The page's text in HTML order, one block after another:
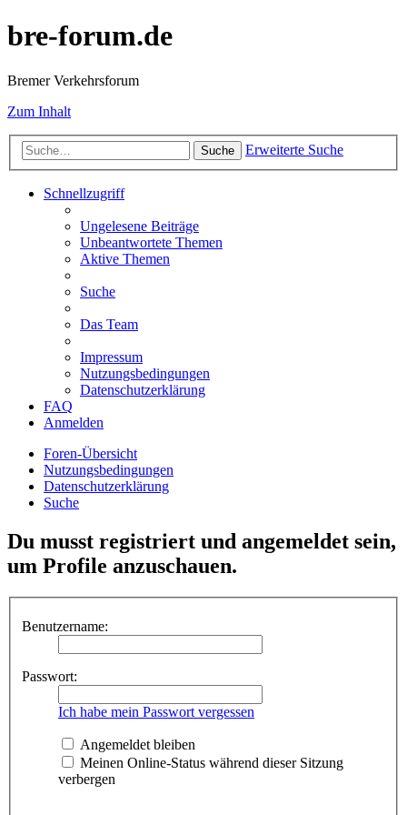
bre-forum.de
Bremer Verkehrsforum
Zum Inhalt
Suche Erweiterte Suche
Schnellzugriff
Ungelesene Beiträge
Unbeantwortete Themen
Aktive Themen
Suche
Das Team
Impressum
Nutzungsbedingungen
Datenschutzerklärung
FAQ
Anmelden
Foren-Übersicht
Nutzungsbedingungen
Datenschutzerklärung
Suche
Du musst registriert und angemeldet sein,
um Profile anzuschauen.
Benutzername:
Passwort:
Ich habe mein Passwort vergessen
Angemeldet bleiben
Meinen Online-Status während dieser Sitzung
verbergen